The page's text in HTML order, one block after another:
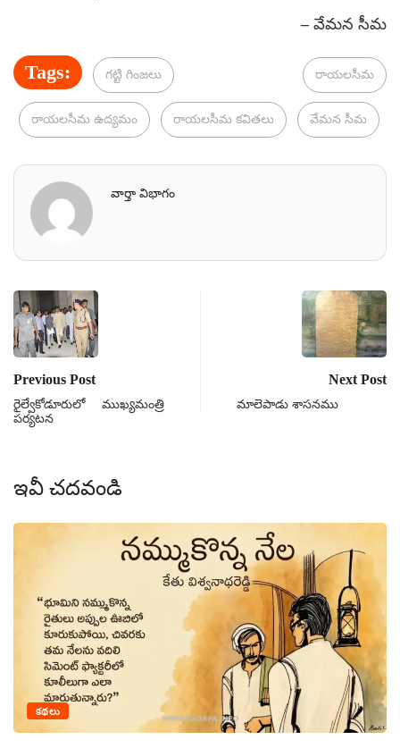
– వేమన సీమ
Tags: గట్టి గింజలు రాయలసీమ
రాయలసీమ ఉద్యమం రాయలసీమ కవితలు వేమన సీమ
వార్తా విభాగం
Previous Post
రైల్వేకోడూరులో ముఖ్యమంత్రి
పర్యటన
Next Post
మాలెపాడు శాసనము
ఇవీ చదవండి
కథలు